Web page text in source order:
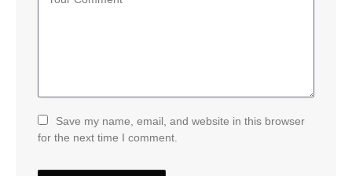
Save my name, email, and website in this browser
for the next time I comment.